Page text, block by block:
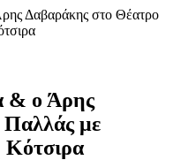
Δαβαράκης στο Θέατρο
& ο Άρης
με
Κότσιρα